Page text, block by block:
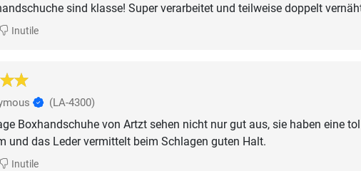
sind klasse! Super verarbeitet und teilweise doppelt
Inutile
(LA-4300)
Boxhandschuhe von Artzt sehen nicht nur gut aus, sie haben eine
und das Leder vermittelt beim Schlagen guten Halt.
Inutile